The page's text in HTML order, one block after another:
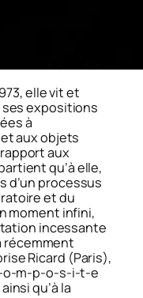
elle vit et
expositions
à
aux objets
aux
qu’à elle,
d’un processus
et du
moment infini,
incessante
récemment
Ricard (Paris),
o-m-p-o-s-i-t-e
qu’à la